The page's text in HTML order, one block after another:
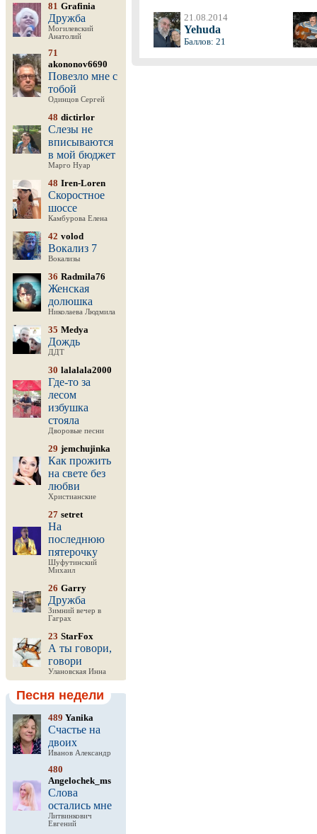
81 Grafinia
Дружба
Могилевский
Анатолий
71
akononov6690
Повезло мне с
тобой
Одинцов Сергей
48 dictirlor
Слезы не
вписываются
в мой бюджет
Марго Нуар
48 Iren-Loren
Скоростное
шоссе
Камбурова Елена
42 volod
Вокализ 7
Вокализы
36 Radmila76
Женская
долюшка
Николаева Людмила
35 Medya
Дождь
ДДТ
30 lalalala2000
Где-то за
лесом
избушка
стояла
Дворовые песни
29 jemchujinka
Как прожить
на свете без
любви
Христианские
27 setret
На
последнюю
пятерочку
Шуфутинский
Михаил
26 Garry
Дружба
Зимний вечер в
Гаграх
23 StarFox
А ты говори,
говори
Улановская Инна
Песня недели
489 Yanika
Счастье на
двоих
Иванов Александр
480
Angelochek_ms
Слова
остались мне
Литвинкович
Евгений
21.08.2014
Yehuda
Баллов: 21